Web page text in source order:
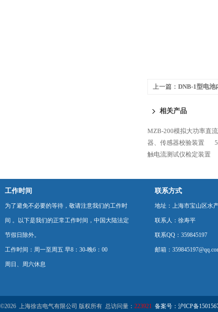
上一篇： DNB-1型电池
相关产品
MZB-200模拟大功率直
器、传感器校验装置
触电流测试仪检定装置
工作时间
为了避免不必要的等待，敬请注意我们的工作时
间 。以下是我们的正常工作时间，中国大陆法定
节假日除外。
工作时间：周一至周五 早8：30-晚6：00
周日、周六休息
联系方式
地址：上海市宝山区水
联系人：徐寿平
联系QQ：359845197
邮箱：
©2026 上海徐吉电气有限公司 版权所有 总访问量： 223921 备案号：沪ICP备